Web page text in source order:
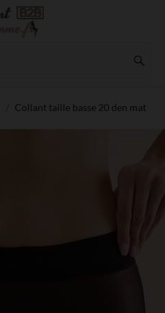
Collant taille basse 20 den mat